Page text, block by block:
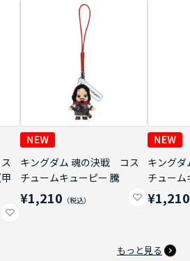
キングダム 魂の決戦 コス
チュームキューピー 騰
¥1,210
キング
チューム
¥1,210
もっと見る